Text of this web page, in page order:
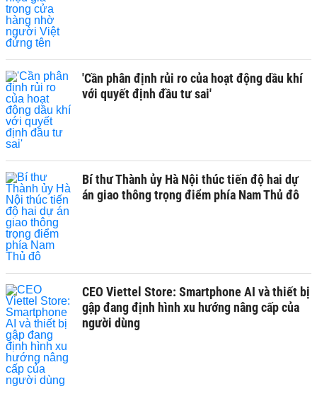
'Cần phân định rủi ro của hoạt động dầu khí
với quyết định đầu tư sai'
Bí thư Thành ủy Hà Nội thúc tiến độ hai dự
án giao thông trọng điểm phía Nam Thủ đô
CEO Viettel Store: Smartphone AI và thiết bị
gập đang định hình xu hướng nâng cấp của
người dùng